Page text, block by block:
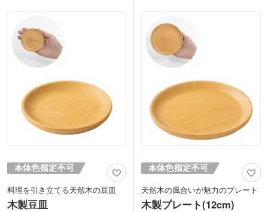
料理を引き立てる天然木の豆皿
木製豆皿
天然木の風合いが魅力のプレート
木製プレート(12cm)